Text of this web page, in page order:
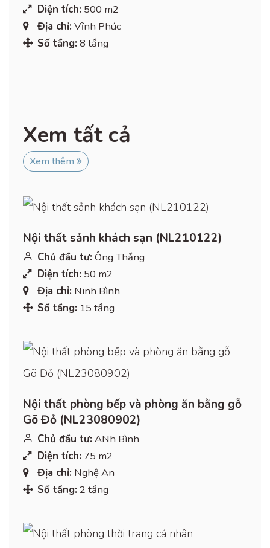
Diện tích: 500 m2
Địa chỉ: Vĩnh Phúc
Số tầng: 8 tầng
Xem tất cả
Xem thêm
Nội thất sảnh khách sạn (NL210122)
Chủ đầu tư: Ông Thắng
Diện tích: 50 m2
Địa chỉ: Ninh Bình
Số tầng: 15 tầng
Nội thất phòng bếp và phòng ăn bằng gỗ
Gõ Đỏ (NL23080902)
Chủ đầu tư: ANh Bình
Diện tích: 75 m2
Địa chỉ: Nghệ An
Số tầng: 2 tầng